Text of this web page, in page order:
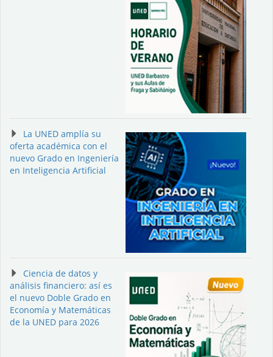
La UNED amplía su
oferta académica con el
nuevo Grado en Ingeniería
en Inteligencia Artificial
Ciencia de datos y
análisis financiero: así es
el nuevo Doble Grado en
Economía y Matemáticas
de la UNED para 2026